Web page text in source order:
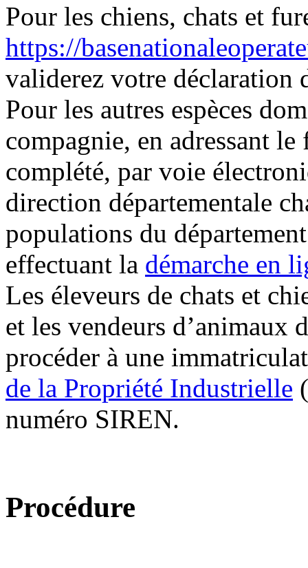
Pour les chiens, chats et
https://
validerez votre déclaration
Pour les autres espèces
compagnie, en adressant
complété, par voie
direction départementale
populations du
effectuant la démarche en
Les éleveurs de chats et
et les vendeurs d’animaux
procéder à une
de la Propriété Industrielle
numéro SIREN.
Procédure